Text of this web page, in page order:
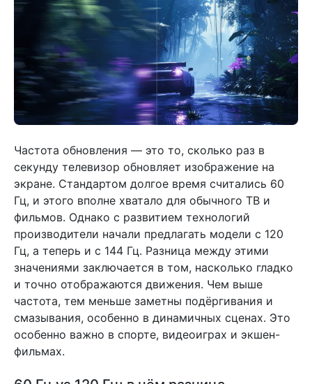
Частота обновления — это то, сколько раз в
секунду телевизор обновляет изображение на
экране. Стандартом долгое время считались 60
Гц, и этого вполне хватало для обычного ТВ и
фильмов. Однако с развитием технологий
производители начали предлагать модели с 120
Гц, а теперь и с 144 Гц. Разница между этими
значениями заключается в том, насколько гладко
и точно отображаются движения. Чем выше
частота, тем меньше заметны подёргивания и
смазывания, особенно в динамичных сценах. Это
особенно важно в спорте, видеоиграх и экшен-
фильмах.